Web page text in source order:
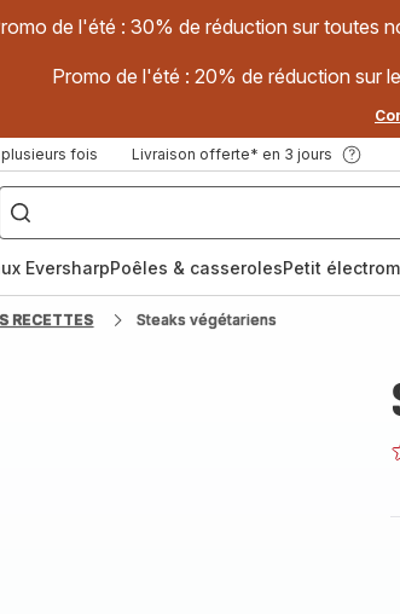
de l'été : 30% de réduction sur toutes
Promo de l'été : 20% de réduction sur
fois Livraison offerte* en 3 jours
inox,
Cake
Factory,
EversharpPoêles & casserolesPetit
RECETTES Steaks végétariens